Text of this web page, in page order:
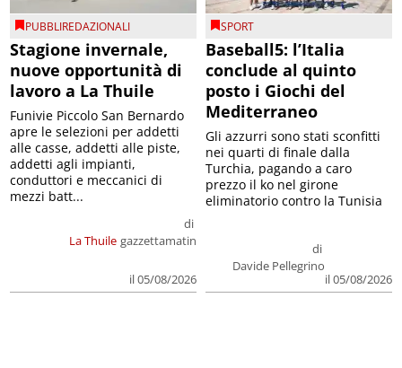
PUBBLIREDAZIONALI
Stagione invernale,
nuove opportunità di
lavoro a La Thuile
La Thuile
di
gazzettamatin
il 05/08/2026
Funivie Piccolo San Bernardo
apre le selezioni per addetti
alle casse, addetti alle piste,
addetti agli impianti,
conduttori e meccanici di
mezzi batt...
SPORT
Baseball5: l’Italia
conclude al quinto
posto i Giochi del
Mediterraneo
di
Davide Pellegrino
il 05/08/2026
Gli azzurri sono stati sconfitti
nei quarti di finale dalla
Turchia, pagando a caro
prezzo il ko nel girone
eliminatorio contro la Tunisia